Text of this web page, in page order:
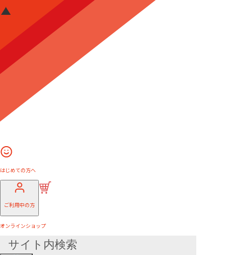
はじめての方へ
ご利用中の方
オンラインショップ